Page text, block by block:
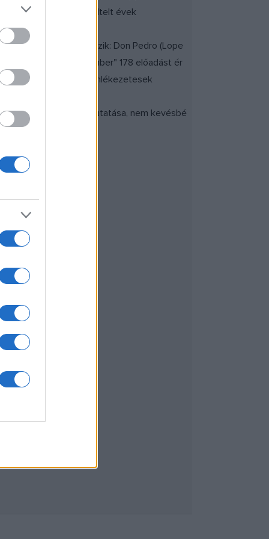
szerepével újra. Az eltelt évek
alakításai közé tartozik: Don Pedro (Lope
hogy "Az Aranyember" 178 előadást ér
terén sem gyakori. Emlékezetesek
világának a megmutatása, nem kevésbé